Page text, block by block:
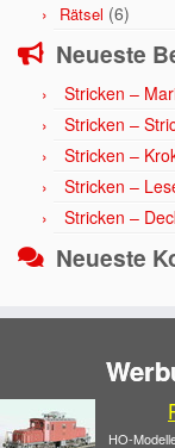
Rätsel (6)
Neueste
Stricken –
Stricken –
Stricken –
Stricken –
Stricken –
Neueste
HO-